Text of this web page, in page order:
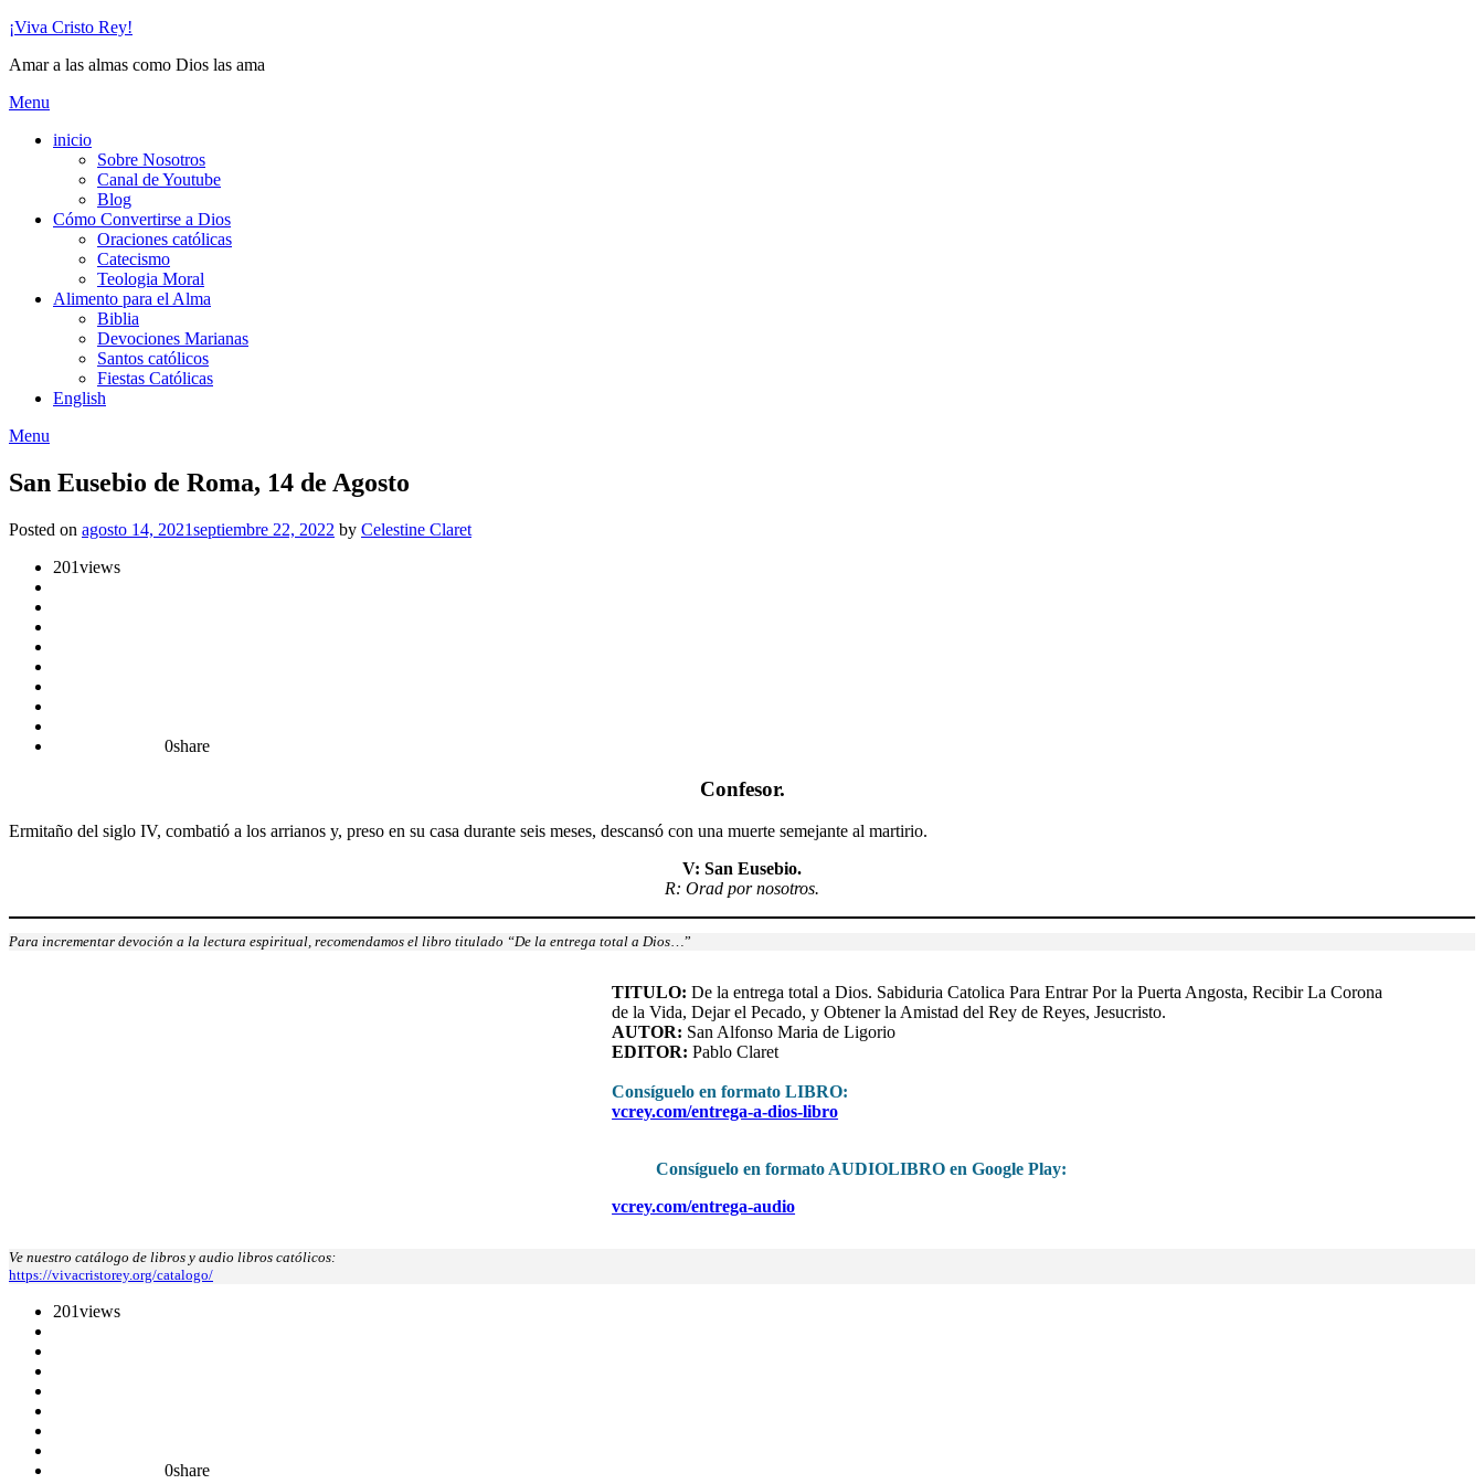
Skip
content
¡Viva Cristo Rey!
Amar a las almas como Dios las ama
Menu
inicio
Sobre Nosotros
Canal de Youtube
Blog
Cómo Convertirse a Dios
Oraciones católicas
Catecismo
Teologia Moral
Alimento para el Alma
Biblia
Devociones Marianas
Santos católicos
Fiestas Católicas
English
Menu
San Eusebio de Roma, 14 de Agosto
Posted on agosto 14, 2021septiembre 22, 2022 by Celestine Claret
201views
0share
Confesor.
Ermitaño del siglo IV, combatió a los arrianos y, preso en su casa durante seis meses, descansó con una muerte semejante al martirio.
V: San Eusebio.
R: Orad por nosotros.
Para incrementar devoción a la lectura espiritual, recomendamos el libro titulado “De la entrega total a Dios…”
TITULO: De la entrega total a Dios. Sabiduria Catolica Para Entrar Por la Puerta Angosta, Recibir La Corona
de la Vida, Dejar el Pecado, y Obtener la Amistad del Rey de Reyes, Jesucristo.
AUTOR: San Alfonso Maria de Ligorio
EDITOR: Pablo Claret
Consíguelo en formato LIBRO:
vcrey.com/entrega-a-dios-libro
Consíguelo en formato AUDIOLIBRO en Google Play:
vcrey.com/entrega-audio
Ve nuestro catálogo de libros y audio libros católicos:
https://vivacristorey.org/catalogo/
201views
0share